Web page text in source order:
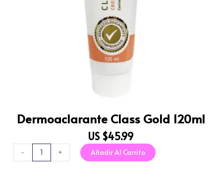
Dermoaclarante Class Gold 120ml
US $45.99
-
Dermoaclarante
Class
+ Añadir Al Carrito